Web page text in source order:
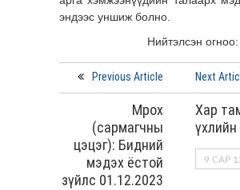
эндээс уншиж болно.
Нийтэлсэн
Previous Article
Мрох
(сармагчны
цэцэг): Бидний
мэдэх ёстой
зүйлс 01.12.2023
Next
Хар
үхлийн
9 САР